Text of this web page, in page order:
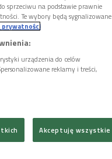
i
sprzeciwu na podstawie prawnie
Te wybory będą sygnalizowane
prywatności
urządzenia do celów
reklamy i treści,
Akceptuję wszystkie